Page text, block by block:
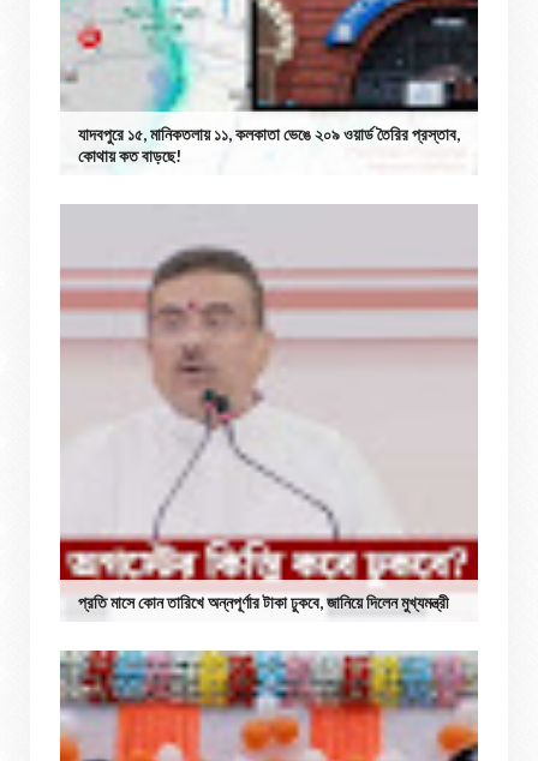
যাদবপুরে ১৫, মানিকতলায় ১১, কলকাতা ভেঙে ২০৯ ওয়ার্ড তৈরির প্রস্তাব,
কোথায় কত বাড়ছে!
প্রতি মাসে কোন তারিখে অন্নপূর্ণার টাকা ঢুকবে, জানিয়ে দিলেন মুখ্যমন্ত্রী